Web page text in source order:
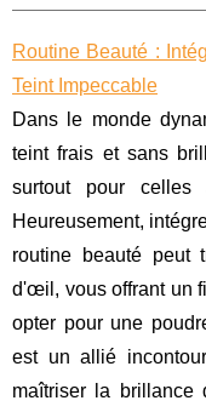
Routine Beauté :
Teint Impeccable
Dans le monde
teint frais et sans
surtout pour celles
Heureusement,
routine beauté peut
d'œil, vous offrant un
opter pour une
est un allié
maîtriser la